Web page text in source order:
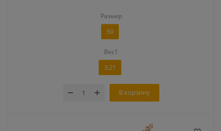
Размер
50
Вес1
3,21
В корзину